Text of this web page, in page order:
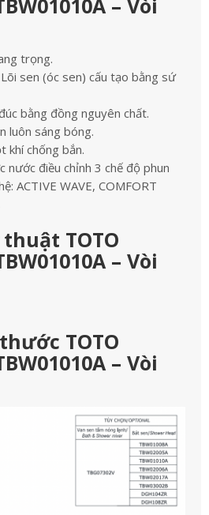
– Vòi
trọng.
sen (óc sen) cấu tạo bằng sứ
bằng đồng nguyên chất.
luôn sáng bóng.
khí chống bắn.
nước điều chỉnh 3 chế độ phun
ACTIVE WAVE, COMFORT
TOTO
– Vòi
TOTO
– Vòi